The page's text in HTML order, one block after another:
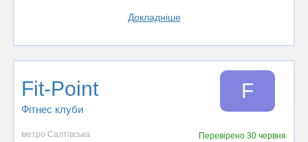
Докладніше
Fit-Point
Фітнес клуби
F
метро Салтівська Перевірено30 червня